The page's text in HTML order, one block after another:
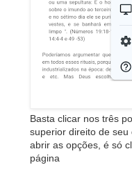
Basta clicar nos três
superior direito de
abrir as opções, é só
página